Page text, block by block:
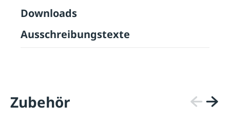
Downloads
Ausschreibungstexte
Zubehör